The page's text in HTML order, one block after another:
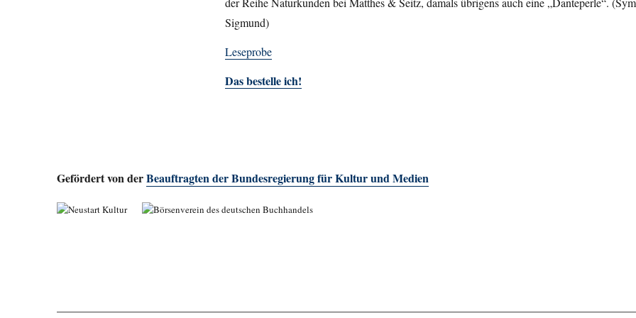
Sigmund)
Leseprobe
Das bestelle ich!
Gefördert von derBeauftragten der Bundesregierung für Kultur und Medien